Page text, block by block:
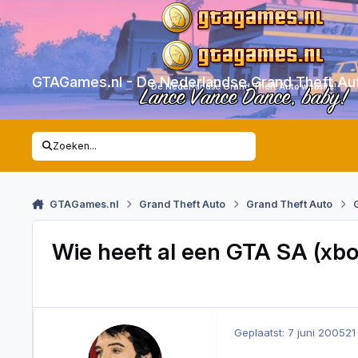
GTAGames.nl - De Nederlandse Grand Theft
De Nederlandse Grand Theft Auto website!
Lance Vance Dance, baby!
Zoeken...
GTAGames.nl Grand Theft Auto Grand Theft Auto
Wie heeft al een GTA SA
Geplaatst: 7 juni 2005